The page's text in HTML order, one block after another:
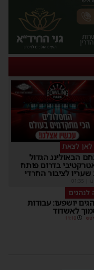
לאן לצאת
הבאולינג הגדול
בדרום פותח
לציבור החרדי
לנהגים
יושפעו: עבודות
לאשדוד
11:10